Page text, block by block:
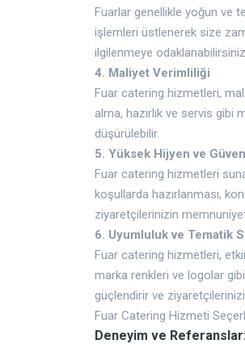
Fuarlar genellikle yoğun ve
işlemleri üstlenerek size
ilgilenmeye
4. Maliyet Verimliliği
Fuar catering hizmetleri,
alma, hazırlık ve servis gibi
düşürülebilir.
5. Yüksek Hijyen ve
Fuar catering hizmetleri
koşullarda hazırlanması,
ziyaretçilerinizin
6. Uyumluluk ve Tematik
Fuar catering hizmetleri,
marka renkleri ve logolar gibi
güçlendirir ve
Fuar Catering Hizmeti
Deneyim ve Referanslar: